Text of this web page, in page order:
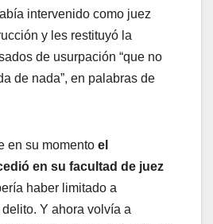
intervenido como juez
y les restituyó la
de usurpación “que no
de nada”, en palabras de
en su momento el
en su facultad de juez
haber limitado a
Y ahora volvía a